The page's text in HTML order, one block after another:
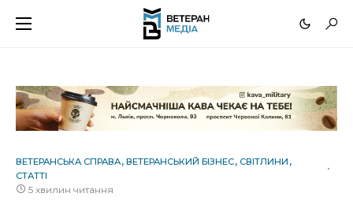
ВЕТЕРАНСЬКА СПРАВА ВЕТЕРАНСЬКИЙ БІЗНЕС СВІТЛИНИ
СТАТТІ
5 хвилин читання